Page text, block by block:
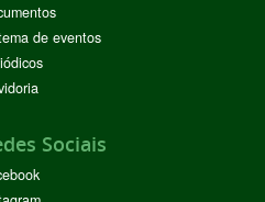
de eventos
Sociais